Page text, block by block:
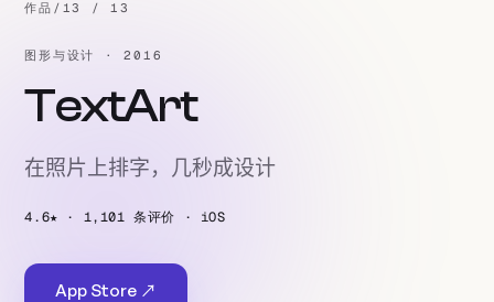
作品 / 13 / 13
图形与设计 · 2016
TextArt
在照片上排字，几秒成设计
4.6★ · 1,101 条评价 · iOS
App Store ↗